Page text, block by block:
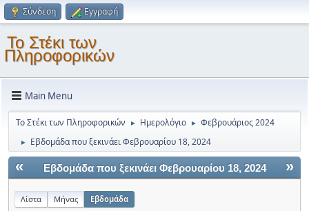
Σύνδεση Εγγραφή
Το Στέκι των
Πληροφορικών
Main Menu
Το Στέκι των Πληροφορικών ► Ημερολόγιο ► Φεβρουάριος 2024
► Εβδομάδα που ξεκινάει Φεβρουαρίου 18, 2024
« »
Εβδομάδα που ξεκινάει Φεβρουαρίου 18, 2024
Λίστα Μήνας Εβδομάδα